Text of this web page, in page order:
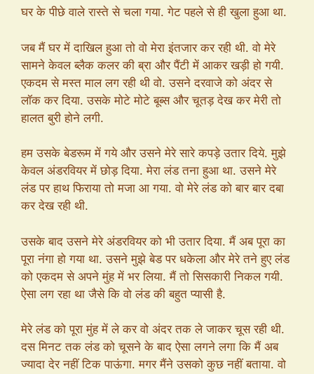
घर के पीछे वाले रास्ते से चला गया. गेट पहले से ही खुला हुआ था.
जब मैं घर में दाखिल हुआ तो वो मेरा इंतजार कर रही थी. वो मेरे
सामने केवल ब्लैक कलर की ब्रा और पैंटी में आकर खड़ी हो गयी.
एकदम से मस्त माल लग रही थी वो. उसने दरवाजे को अंदर से
लॉक कर दिया. उसके मोटे मोटे बूब्स और चूतड़ देख कर मेरी तो
हालत बुरी होने लगी.
हम उसके बेडरूम में गये और उसने मेरे सारे कपड़े उतार दिये. मुझे
केवल अंडरवियर में छोड़ दिया. मेरा लंड तना हुआ था. उसने मेरे
लंड पर हाथ फिराया तो मजा आ गया. वो मेरे लंड को बार बार दबा
कर देख रही थी.
उसके बाद उसने मेरे अंडरवियर को भी उतार दिया. मैं अब पूरा का
पूरा नंगा हो गया था. उसने मुझे बेड पर धकेला और मेरे तने हुए लंड
को एकदम से अपने मुंह में भर लिया. मैं तो सिसकारी निकल गयी.
ऐसा लग रहा था जैसे कि वो लंड की बहुत प्यासी है.
मेरे लंड को पूरा मुंह में ले कर वो अंदर तक ले जाकर चूस रही थी.
दस मिनट तक लंड को चूसने के बाद ऐसा लगने लगा कि मैं अब
ज्यादा देर नहीं टिक पाऊंगा. मगर मैंने उसको कुछ नहीं बताया. वो